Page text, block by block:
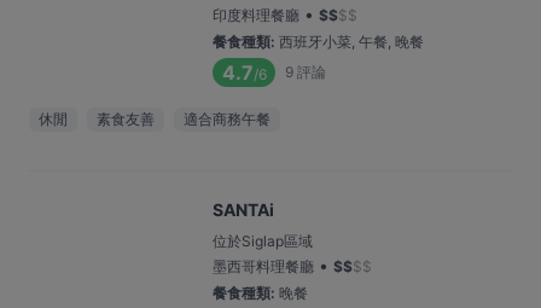
印度料理餐廳 • $$$$
餐食種類: 西班牙小菜, 午餐, 晚餐
4.7/6 9 評論
休閒 素食友善 適合商務午餐
SANTAi
位於Siglap區域
墨西哥料理餐廳 • $$$$
餐食種類: 晚餐